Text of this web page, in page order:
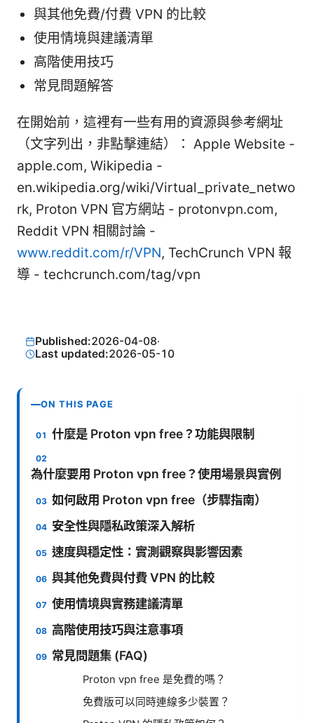
與其他免費/付費 VPN 的比較
使用情境與建議清單
高階使用技巧
常見問題解答
在開始前，這裡有一些有用的資源與參考網址
（文字列出，非點擊連結）： Apple Website -
apple.com, Wikipedia -
en.wikipedia.org/wiki/Virtual_private_netwo
rk, Proton VPN 官方網站 - protonvpn.com,
Reddit VPN 相關討論 -
www.reddit.com/r/VPN, TechCrunch VPN 報
導 - techcrunch.com/tag/vpn
Published:2026-04-08·
Last updated:2026-05-10
ON THIS PAGE
什麼是 Proton vpn free？功能與限制
為什麼要用 Proton vpn free？使用場景與實例
如何啟用 Proton vpn free（步驟指南）
安全性與隱私政策深入解析
速度與穩定性：實測觀察與影響因素
與其他免費與付費 VPN 的比較
使用情境與實務建議清單
高階使用技巧與注意事項
常見問題集 (FAQ)
Proton vpn free 是免費的嗎？
免費版可以同時連線多少裝置？